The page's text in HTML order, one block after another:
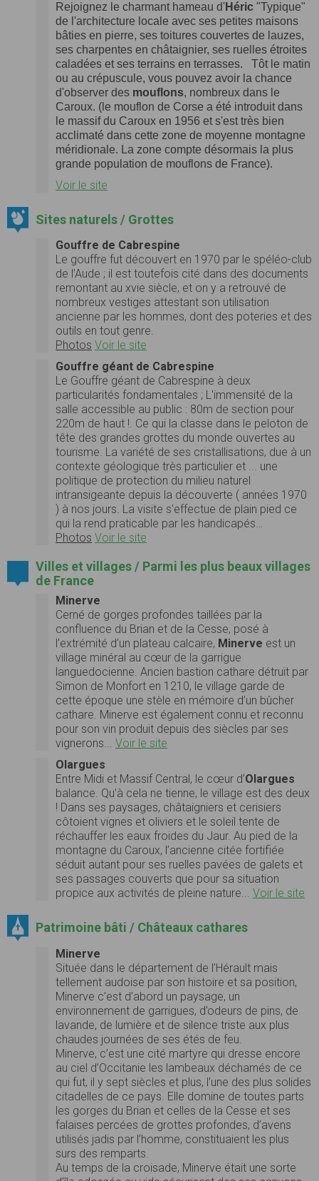
Rejoignez le charmant hameau d'Héric "Typique"
de l'architecture locale avec ses petites maisons
bâties en pierre, ses toitures couvertes de lauzes,
ses charpentes en châtaignier, ses ruelles étroites
caladées et ses terrains en terrasses.
Tôt le matin
ou au crépuscule, vous pouvez avoir la chance
d'observer des mouflons, nombreux dans le
Caroux. (le mouflon de Corse a été introduit dans
le massif du Caroux en 1956 et s'est très bien
acclimaté dans cette zone de moyenne montagne
méridionale. La zone compte désormais la plus
grande population de mouflons de France).
Voir le site
Sites naturels / Grottes
Gouffre de Cabrespine
Le gouffre fut découvert en 1970 par le spéléo-club
de l’Aude ; il est toutefois cité dans des documents
remontant au xvie siècle, et on y a retrouvé de
nombreux vestiges attestant son utilisation
ancienne par les hommes, dont des poteries et des
outils en tout genre.
Photos Voir le site
Gouffre géant de Cabrespine
Le Gouffre géant de Cabrespine à deux
particularités fondamentales ; L'immensité de la
salle accessible au public : 80m de section pour
220m de haut !. Ce qui la classe dans le peloton de
tête des grandes grottes du monde ouvertes au
tourisme. La variété de ses cristallisations, due à un
contexte géologique très particulier et ... une
politique de protection du milieu naturel
intransigeante depuis la découverte ( années 1970
) à nos jours. La visite s'effectue de plain pied ce
qui la rend praticable par les handicapés…
Photos Voir le site
Villes et villages / Parmi les plus beaux villages
de France
Minerve
Cerné de gorges profondes taillées par la
confluence du Brian et de la Cesse, posé à
l’extrémité d’un plateau calcaire, Minerve est un
village minéral au cœur de la garrigue
languedocienne. Ancien bastion cathare détruit par
Simon de Monfort en 1210, le village garde de
cette époque une stèle en mémoire d’un bûcher
cathare. Minerve est également connu et reconnu
pour son vin produit depuis des siècles par ses
vignerons... Voir le site
Olargues
Entre Midi et Massif Central, le cœur d’Olargues
balance. Qu’à cela ne tienne, le village est des deux
! Dans ses paysages, châtaigniers et cerisiers
côtoient vignes et oliviers et le soleil tente de
réchauffer les eaux froides du Jaur. Au pied de la
montagne du Caroux, l’ancienne citée fortifiée
séduit autant pour ses ruelles pavées de galets et
ses passages couverts que pour sa situation
propice aux activités de pleine nature... Voir le site
Patrimoine bâti / Châteaux cathares
Minerve
Située dans le département de l’Hérault mais
tellement audoise par son histoire et sa position,
Minerve c’est d’abord un paysage, un
environnement de garrigues, d’odeurs de pins, de
lavande, de lumière et de silence triste aux plus
chaudes journées de ses étés de feu.
Minerve, c’est une cité martyre qui dresse encore
au ciel d’Occitanie les lambeaux décharnés de ce
qui fut, il y sept siècles et plus, l’une des plus solides
citadelles de ce pays. Elle domine de toutes parts
les gorges du Brian et celles de la Cesse et ses
falaises percées de grottes profondes, d’avens
utilisés jadis par l’homme, constituaient les plus
surs des remparts.
Au temps de la croisade, Minerve était une sorte